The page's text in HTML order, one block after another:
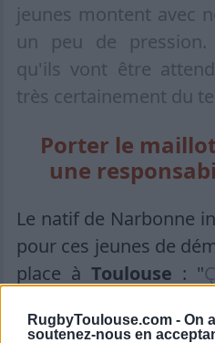
RugbyToulouse.com - On
soutenez-nous en
jeunes montent avec
un peu de pression.
qu'ils vont être
très certainement du
Porter le
une
Le natif de Narbonne
pour ces jeunes de
place àToulouse : "
montrer qu'ils sont
porter ce maillot